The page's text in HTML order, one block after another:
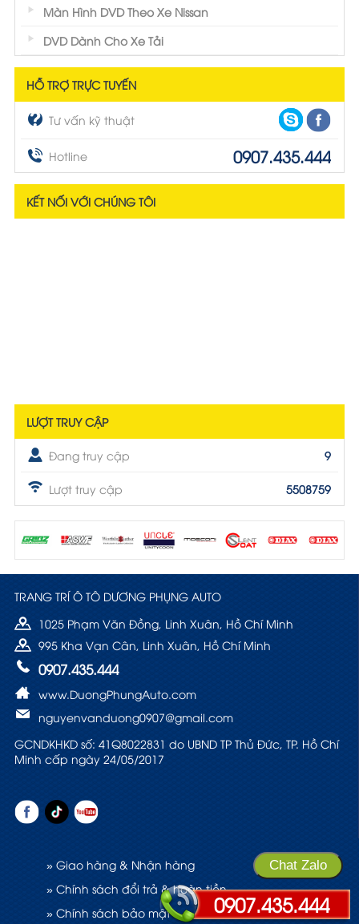
Màn Hình DVD Theo Xe Nissan
DVD Dành Cho Xe Tải
HỖ TRỢ TRỰC TUYẾN
Tư vấn kỹ thuật
Hotline 0907.435.444
KẾT NỐI VỚI CHÚNG TÔI
LƯỢT TRUY CẬP
Đang truy cập 9
Lượt truy cập 5508759
TRANG TRÍ Ô TÔ DƯƠNG PHỤNG AUTO
1025 Phạm Văn Đồng, Linh Xuân, Hồ Chí Minh
995 Kha Vạn Cân, Linh Xuân, Hồ Chí Minh
0907.435.444
www.DuongPhungAuto.com
nguyenvanduong0907@gmail.com
GCNDKHKD số: 41Q8022831 do UBND TP Thủ Đức, TP. Hồ Chí
Minh cấp ngày 24/05/2017
» Giao hàng & Nhận hàng
» Chính sách đổi trả & hoàn tiền
» Chính sách bảo mật
0907.435.444
Chat Zalo